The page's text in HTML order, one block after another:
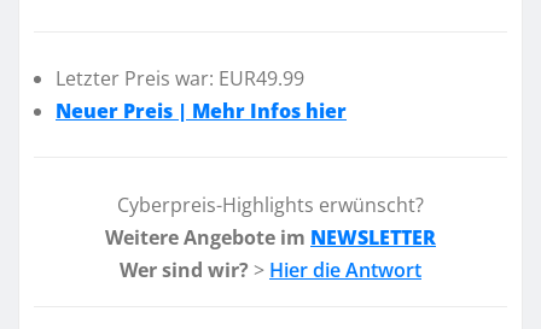
Letzter Preis war: EUR49.99
Neuer Preis | Mehr Infos hier
Cyberpreis-Highlights erwünscht?
Weitere Angebote im NEWSLETTER
Wer sind wir? > Hier die Antwort